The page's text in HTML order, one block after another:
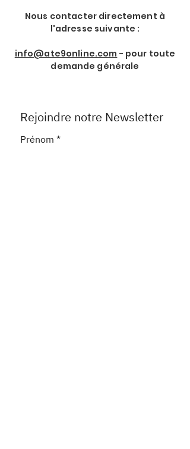
Nous contacter directement à
l'adresse suivante :
info@ate9online.com - pour toute
demande générale
Rejoindre notre Newsletter
Prénom *